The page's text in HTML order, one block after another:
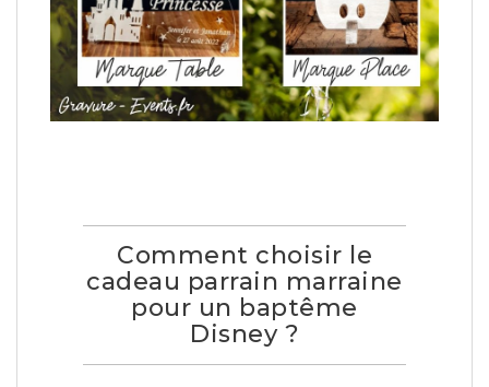
Comment choisir le
cadeau parrain marraine
pour un baptême
Disney ?